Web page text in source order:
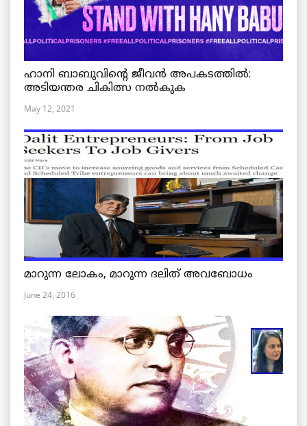
ഹാനി ബാബുവിന്റെ ജീവൻ അപകടത്തിൽ:
അടിയന്തര ചികിത്സ നൽകുക
May 12, 2021
മാറുന്ന ലോകം, മാറുന്ന ദലിത് അവബോധം
June 24, 2016